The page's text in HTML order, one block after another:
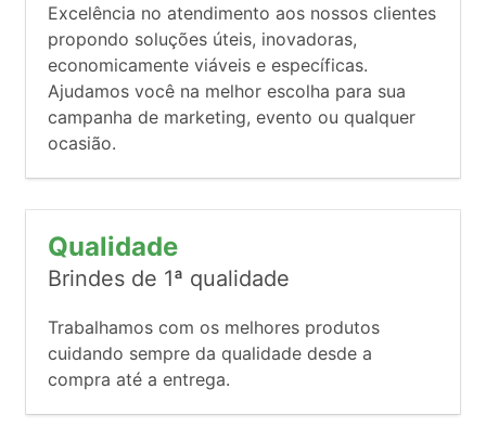
Excelência no atendimento aos nossos clientes
propondo soluções úteis, inovadoras,
economicamente viáveis e específicas.
Ajudamos você na melhor escolha para sua
campanha de marketing, evento ou qualquer
ocasião.
Qualidade
Brindes de 1ª qualidade
Trabalhamos com os melhores produtos
cuidando sempre da qualidade desde a
compra até a entrega.